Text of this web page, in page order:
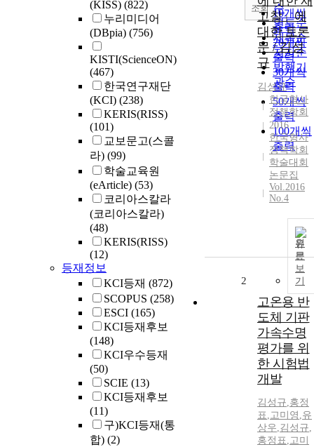
(KISS) (822)
누리미디어
(DBpia) (756)
KISTI(ScienceON)
(467)
한국연구재단
(KCI) (238)
KERIS(RISS)
(101)
교보문고(스콜
라) (99)
학술교육원
(eArticle) (53)
코리아스칼라
(코리아스칼라)
(48)
KERIS(RISS)
(12)
등재정보
KCI등재 (872)
SCOPUS (258)
ESCI (165)
KCI등재후보
(148)
KCI우수등재
(50)
SCIE (13)
KCI등재후보
(11)
구)KCI등재(통
합) (2)
순
연도순
제목순
저자순
발행기
관순
10개씩
출력
20개씩
출력
30개씩
출력
50개씩
출력
100개씩
출력
조회
고찰」에
대한 토론
문 / 김성
규
김성규
한국형사
정책학회
2016
한국형사
정책학회
학술대회
논문집
Vol.2016
No.4
원
문
보
기
2
고온용 반
도체 기판
가속수명
평가를 위
한 시험법
개발
김성규,홍정
표,고미영 ,유
상우,김성규,
홍정표,고미